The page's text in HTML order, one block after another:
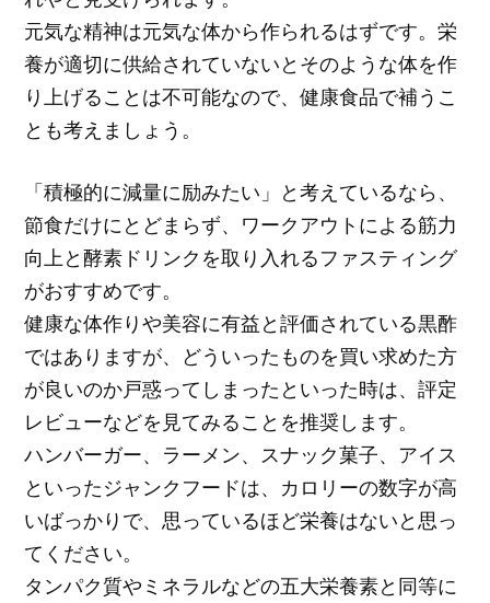
元気な精神は元気な体から作られるはずです。栄
養が適切に供給されていないとそのような体を作
り上げることは不可能なので、健康食品で補うこ
とも考えましょう。
「積極的に減量に励みたい」と考えているなら、
節食だけにとどまらず、ワークアウトによる筋力
向上と酵素ドリンクを取り入れるファスティング
がおすすめです。
健康な体作りや美容に有益と評価されている黒酢
ではありますが、どういったものを買い求めた方
が良いのか戸惑ってしまったといった時は、評定
レビューなどを見てみることを推奨します。
ハンバーガー、ラーメン、スナック菓子、アイス
といったジャンクフードは、カロリーの数字が高
いばっかりで、思っているほど栄養はないと思っ
てください。
タンパク質やミネラルなどの五大栄養素と同等に